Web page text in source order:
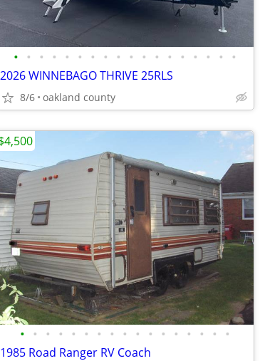
• • • • • • • • • • • • • • • • • •
2026 WINNEBAGO THRIVE 25RLS
8/6 oakland county
• • • • • • • • • • • • • • • • •
1985 Road Ranger RV Coach